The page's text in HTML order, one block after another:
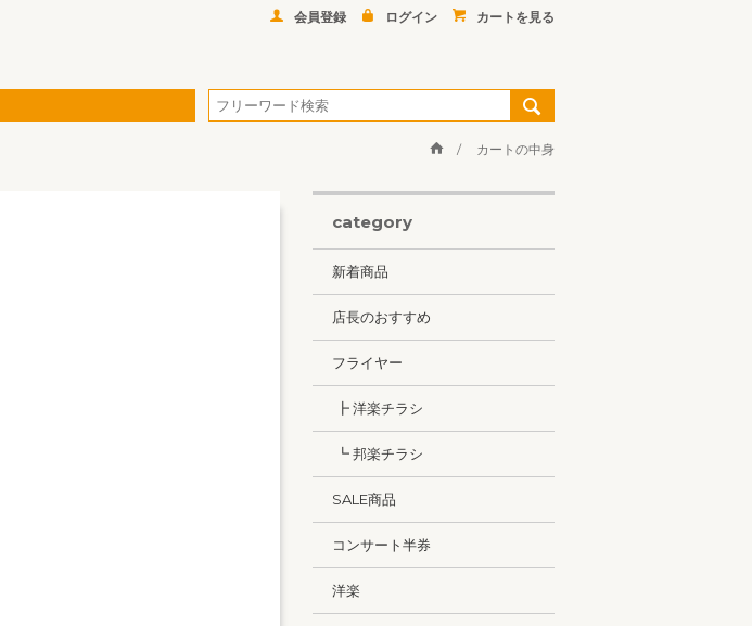
会員登録 ログイン カートを見る
カートの中身
category
新着商品
店長のおすすめ
フライヤー
┣ 洋楽チラシ
┗ 邦楽チラシ
SALE商品
コンサート半券
洋楽